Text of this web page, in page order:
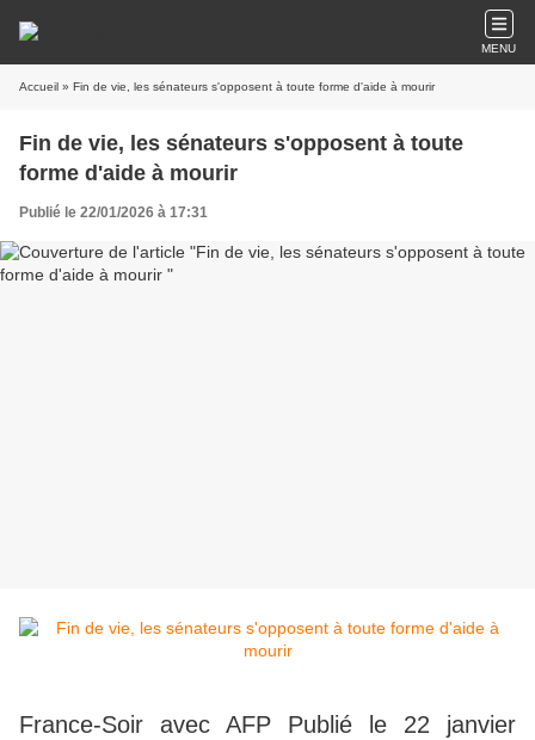
MENU
Accueil » Fin de vie, les sénateurs s'opposent à toute forme d'aide à mourir
Fin de vie, les sénateurs s'opposent à toute
forme d'aide à mourir
Publié le 22/01/2026 à 17:31
France-Soir avec AFP Publié le 22 janvier